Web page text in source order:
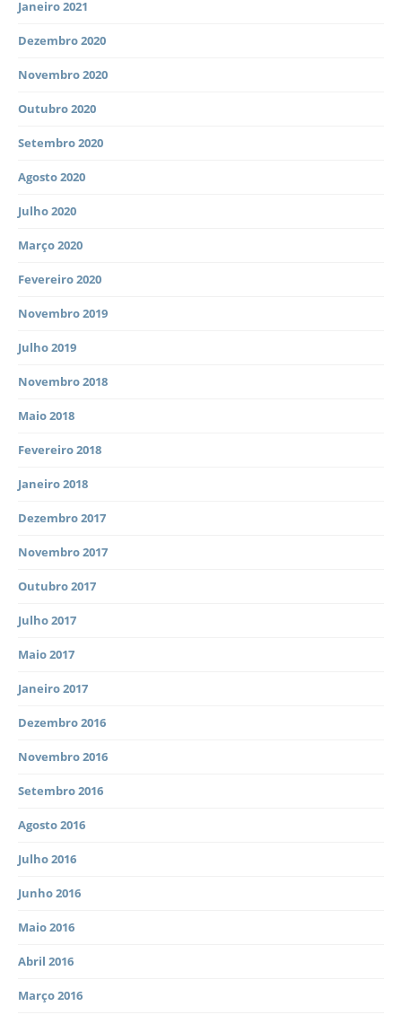
Janeiro 2021
Dezembro 2020
Novembro 2020
Outubro 2020
Setembro 2020
Agosto 2020
Julho 2020
Março 2020
Fevereiro 2020
Novembro 2019
Julho 2019
Novembro 2018
Maio 2018
Fevereiro 2018
Janeiro 2018
Dezembro 2017
Novembro 2017
Outubro 2017
Julho 2017
Maio 2017
Janeiro 2017
Dezembro 2016
Novembro 2016
Setembro 2016
Agosto 2016
Julho 2016
Junho 2016
Maio 2016
Abril 2016
Março 2016